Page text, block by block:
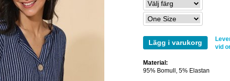
Lägg i varukorg
vid
Material:
95% Bomull, 5% Elastan